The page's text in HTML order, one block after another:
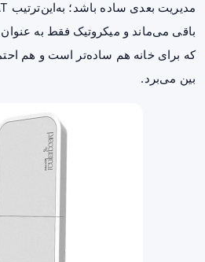
که برای خانه هم ساده‌تر است و هم
بین می‌برد.